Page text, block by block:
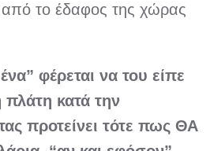
το έδαφος της χώρας
φέρεται να του είπε
κατά την
προτείνει τότε πως ΘΑ